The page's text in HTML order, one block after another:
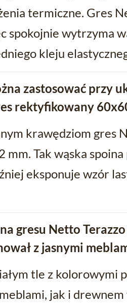
termiczne. Gres
spokojnie wytrzyma
kleju
zastosować przy
rektyfikowany
krawędziom gres
mm. Tak wąska
eksponuje wzór
gresu Netto
z jasnymi
tle z kolorowymi
jak i drewnem